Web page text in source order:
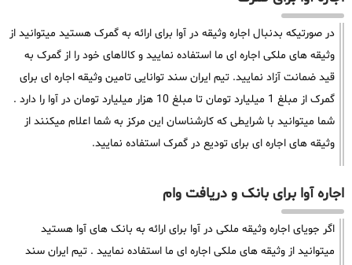
در صورتیکه بدنبال اجاره وثیقه در آوا برای ارائه به گمرک هستید میتوانید از
وثیقه های ملکی اجاره ای ما استفاده نمایید و کالاهای خود را از گمرک به
قید ضمانت آزاد نمایید. تیم ایران سند توانایی تامین وثیقه اجاره ای برای
گمرک از مبلغ 1 میلیارد تومان تا مبلغ 10 هزار میلیارد تومان در آوا را دارد .
شما میتوانید با شرایطی که کارشناسان این مرکز به شما اعلام میکنند از
وثیقه های اجاره ای برای تودیع در گمرک استفاده نمایید.
اجاره آوا برای بانک و دریافت وام
اگر جویای اجاره وثیقه ملکی در آوا برای ارائه به بانک های آوا هستید
میتوانید از وثیقه های ملکی اجاره ای ما استفاده نمایید . تیم ایران سند